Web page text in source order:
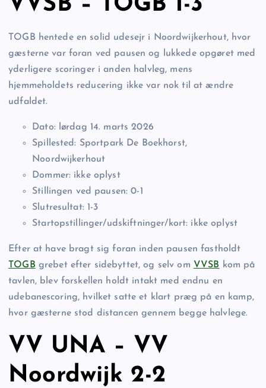
TOGB hentede en solid udesejr i Noordwijkerhout, hvor
gæsterne var foran ved pausen og lukkede opgøret med
yderligere scoringer i anden halvleg, mens
hjemmeholdets reducering ikke var nok til at ændre
udfaldet.
Dato: lørdag 14. marts 2026
Spillested: Sportpark De Boekhorst,
Noordwijkerhout
Dommer: ikke oplyst
Stillingen ved pausen: 0-1
Slutresultat: 1-3
Startopstillinger/udskiftninger/kort: ikke oplyst
Efter at have bragt sig foran inden pausen fastholdt
TOGB grebet efter sidebyttet, og selv om VVSB kom på
tavlen, blev forskellen holdt intakt med endnu en
udebanescoring, hvilket satte et klart præg på en kamp,
hvor gæsterne stod distancen gennem begge halvlege.
VV UNA – VV
Noordwijk 2-2